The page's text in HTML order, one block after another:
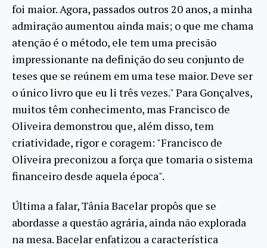
foi maior. Agora, passados outros 20 anos, a minha
admiração aumentou ainda mais; o que me chama
atenção é o método, ele tem uma precisão
impressionante na definição do seu conjunto de
teses que se reúnem em uma tese maior. Deve ser
o único livro que eu li três vezes." Para Gonçalves,
muitos têm conhecimento, mas Francisco de
Oliveira demonstrou que, além disso, tem
criatividade, rigor e coragem: "Francisco de
Oliveira preconizou a força que tomaria o sistema
financeiro desde aquela época".
Última a falar, Tânia Bacelar propôs que se
abordasse a questão agrária, ainda não explorada
na mesa. Bacelar enfatizou a característica